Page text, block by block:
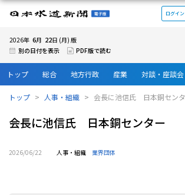
日本水道新聞 電子版
ログイン
2026年 6月 22日 (月) 版
別の日付を表示
PDF版で読む
トップ 総合 地方行政 産業 対談・座談会
トップ 人事・組織 会長に池信氏 日本銅セン
会長に池信氏 日本銅センター
2026/06/22 人事・組織 業界団体